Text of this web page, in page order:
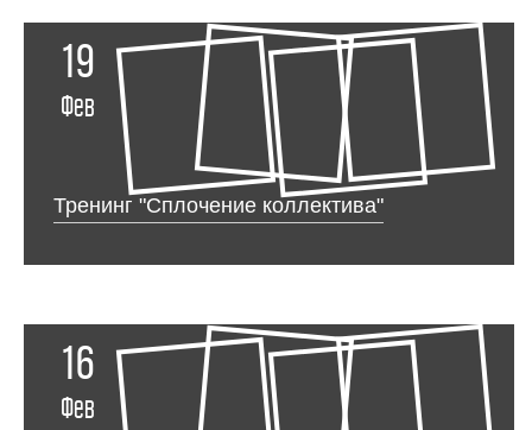
19
Фев
Тренинг "Сплочение коллектива"
16
Фев